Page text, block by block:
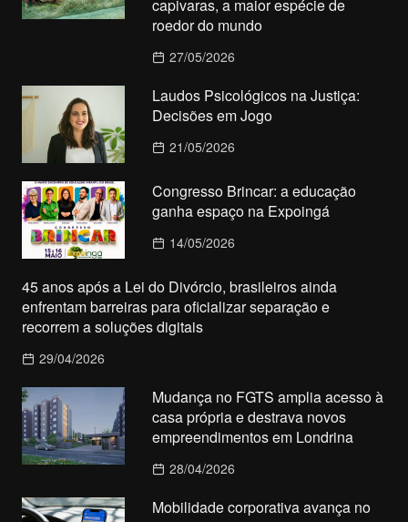
capivaras, a maior espécie de
roedor do mundo
27/05/2026
Laudos Psicológicos na Justiça:
Decisões em Jogo
21/05/2026
Congresso Brincar: a educação
ganha espaço na Expoingá
14/05/2026
45 anos após a Lei do Divórcio, brasileiros ainda
enfrentam barreiras para oficializar separação e
recorrem a soluções digitais
29/04/2026
Mudança no FGTS amplia acesso à
casa própria e destrava novos
empreendimentos em Londrina
28/04/2026
Mobilidade corporativa avança no